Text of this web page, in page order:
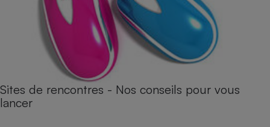
Sites de rencontres - Nos conseils pour vous
lancer